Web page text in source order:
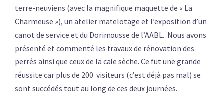
terre-neuviens (avec la magnifique maquette de « La
Charmeuse »), un atelier matelotage et l’exposition d’un
canot de service et du Dorimousse de l’AABL. Nous avons
présenté et commenté les travaux de rénovation des
perrés ainsi que ceux de la cale sèche. Ce fut une grande
réussite car plus de 200 visiteurs (c’est déjà pas mal) se
sont succédés tout au long de ces deux journées.